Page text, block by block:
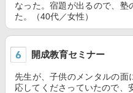
なった。宿題が出るので、塾
た。（40代／女性）
開成教育セミナー
先生が、子供のメンタルの面
応してくださっていたので、